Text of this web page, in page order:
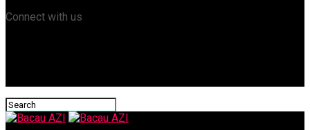
Connect with us